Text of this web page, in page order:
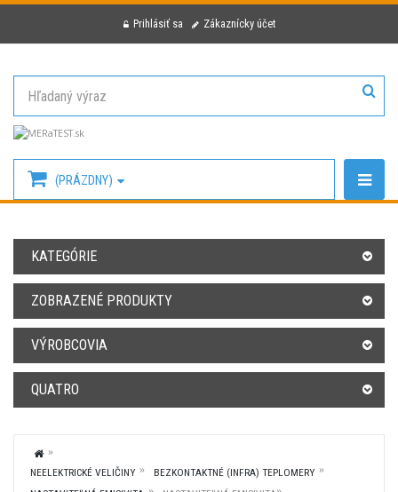
Prihlásiť sa Zákaznícky účet
(PRÁZDNY)
KATEGÓRIE
ZOBRAZENÉ PRODUKTY
VÝROBCOVIA
QUATRO
NEELEKTRICKÉ VELIČINY
BEZKONTAKTNÉ (INFRA) TEPLOMERY